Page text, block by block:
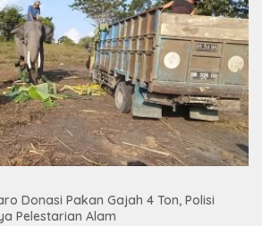
Donasi Pakan Gajah 4 Ton, Polisi
Pelestarian Alam